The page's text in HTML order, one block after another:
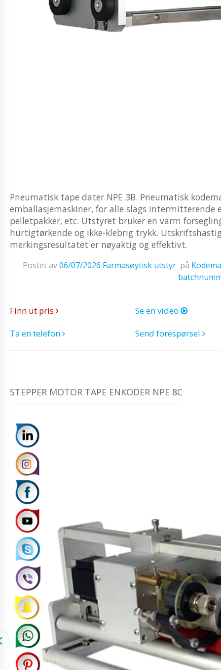
Pneumatisk tape dater NPE 3B. Pneumatisk
emballasjemaskiner, for alle slags intermitterende
pelletpakker, etc. Utstyret bruker en varm
hurtigtørkende og ikke-klebrig trykk.
merkingsresultatet er nøyaktig og effektivt.
Postet av06/07/2026 Farmasøytisk utstyr på
Finn ut pris
Se en video
Ta en telefon
Send forespørsel
STEPPER MOTOR TAPE ENKODER NPE 8C